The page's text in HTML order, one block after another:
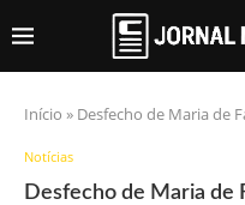
Início » Desfecho de Maria de
Notícias
Desfecho de Maria de